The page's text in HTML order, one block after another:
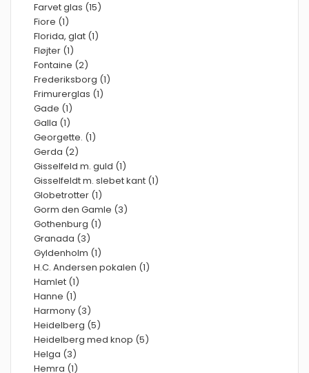
Farvet glas (15)
Fiore (1)
Florida, glat (1)
Fløjter (1)
Fontaine (2)
Frederiksborg (1)
Frimurerglas (1)
Gade (1)
Galla (1)
Georgette. (1)
Gerda (2)
Gisselfeld m. guld (1)
Gisselfeldt m. slebet kant (1)
Globetrotter (1)
Gorm den Gamle (3)
Gothenburg (1)
Granada (3)
Gyldenholm (1)
H.C. Andersen pokalen (1)
Hamlet (1)
Hanne (1)
Harmony (3)
Heidelberg (5)
Heidelberg med knop (5)
Helga (3)
Hemra (1)